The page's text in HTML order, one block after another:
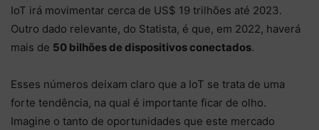
IoT irá movimentar cerca de US$ 19 trilhões até 2023.
Outro dado relevante, do Statista, é que, em 2022, haverá
mais de 50 bilhões de dispositivos conectados.
Esses números deixam claro que a IoT se trata de uma
forte tendência, na qual é importante ficar de olho.
Imagine o tanto de oportunidades que este mercado